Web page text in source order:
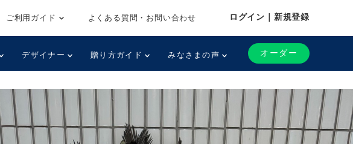
ご利用ガイド よくある質問・お問い合わせ ログイン｜新規登録
デザイナー 贈り方ガイド みなさまの声 オーダー